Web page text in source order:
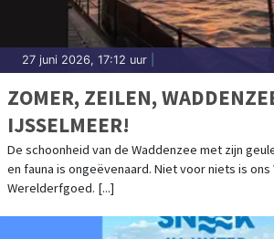
27 juni 2026, 17:12 uur
ZOMER, ZEILEN,
IJSSELMEER!
De schoonheid van de Waddenzee met zijn
en fauna is ongeëvenaard. Niet voor niets is
Werelderfgoed. [...]